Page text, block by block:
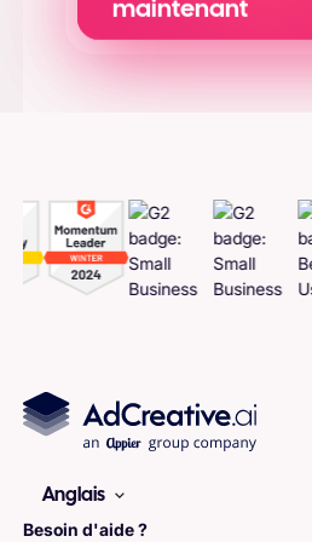
maintenant
Anglais
Besoin d'aide ?